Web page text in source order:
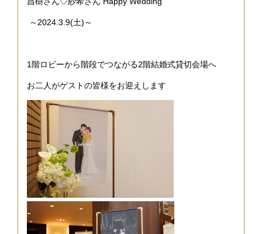
～2024.3.9(土)～
1階ロビーから階段でつながる2階結婚式貸切会場へ
お二人がゲストの皆様をお迎えします